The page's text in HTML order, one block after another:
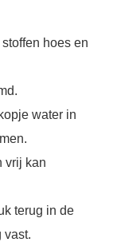
hoes en
water in
vrij kan
terug in de
vast.